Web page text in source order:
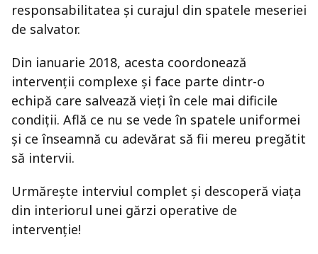
responsabilitatea și curajul din spatele meseriei
de salvator.
Din ianuarie 2018, acesta coordonează
intervenții complexe și face parte dintr-o
echipă care salvează vieți în cele mai dificile
condiții. Află ce nu se vede în spatele uniformei
și ce înseamnă cu adevărat să fii mereu pregătit
să intervii.
Urmărește interviul complet și descoperă viața
din interiorul unei gărzi operative de
intervenție!